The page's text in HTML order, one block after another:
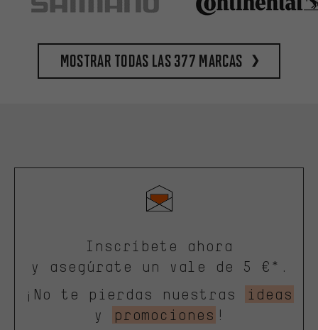
Mostrar todas las 377 marcas
Inscríbete ahora
y asegúrate un vale de 5 €*.
¡No te pierdas nuestras
ideas
y
promociones !